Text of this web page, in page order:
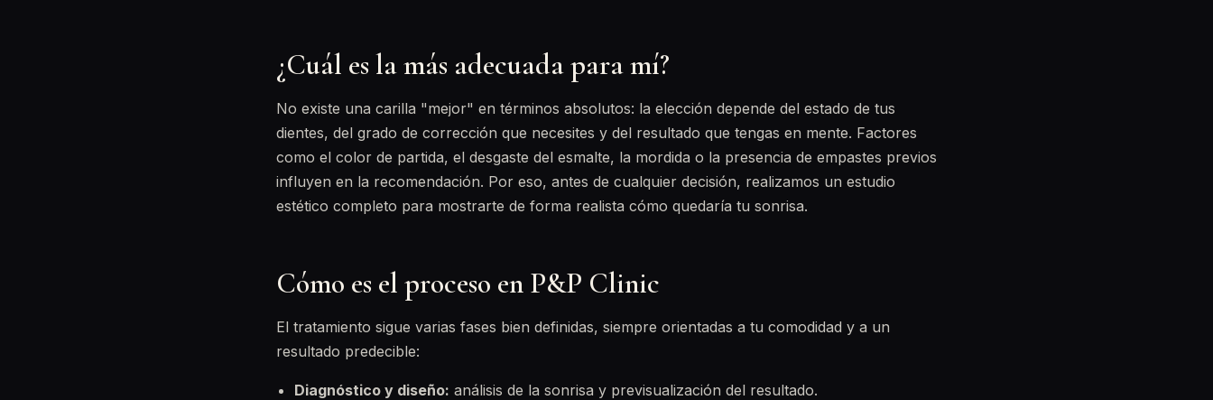
¿Cuál es la más adecuada para mí?
No existe una carilla "mejor" en términos absolutos: la elección depende del estado de tus
dientes, del grado de corrección que necesites y del resultado que tengas en mente. Factores
como el color de partida, el desgaste del esmalte, la mordida o la presencia de empastes previos
influyen en la recomendación. Por eso, antes de cualquier decisión, realizamos un estudio
estético completo para mostrarte de forma realista cómo quedaría tu sonrisa.
Cómo es el proceso en P&P Clinic
El tratamiento sigue varias fases bien definidas, siempre orientadas a tu comodidad y a un
resultado predecible:
Diagnóstico y diseño: análisis de la sonrisa y previsualización del resultado.